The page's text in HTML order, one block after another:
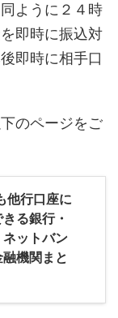
ように２４時
即時に振込対
即時に相手口
のページをご
他行口座に
る銀行・
ットバン
機関まと